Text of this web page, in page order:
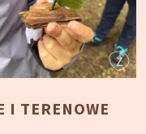
I TERENOWE